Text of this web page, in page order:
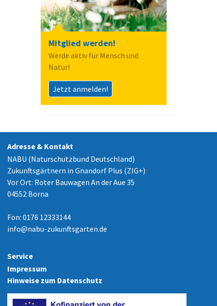
Mitglied werden!
Werde aktiv für Mensch und
Natur!
Jetzt anmelden!
Adresse & Kontakt
NABU (Naturschutzbund Deutschland)
Zukunftsgärtnern in Gnandorf Plus (ZIG+)
Vor Ort: Roter Bauwagen An der Aue 35
04552 Borna
Fon: 0176 12333144
info@nabu-zukunftsgarten.de
Service
Impressum
Hinweise zum Datenschutz